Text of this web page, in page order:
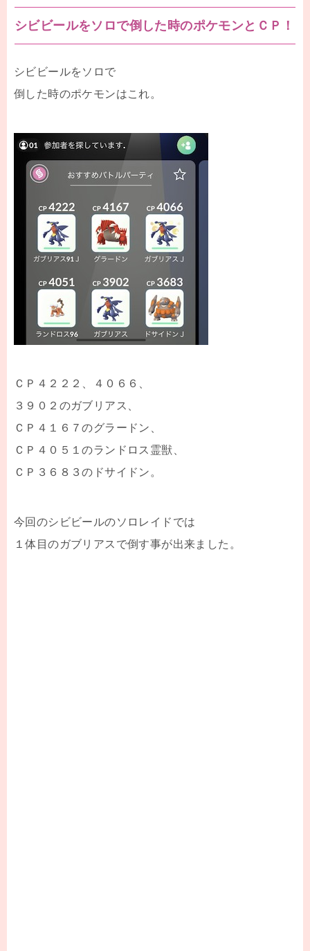
シビビールをソロで倒した時のポケモンとＣＰ！
シビビールをソロで
倒した時のポケモンはこれ。
ＣＰ４２２２、４０６６、
３９０２のガブリアス、
ＣＰ４１６７のグラードン、
ＣＰ４０５１のランドロス霊獣、
ＣＰ３６８３のドサイドン。
今回のシビビールのソロレイドでは
１体目のガブリアスで倒す事が出来ました。